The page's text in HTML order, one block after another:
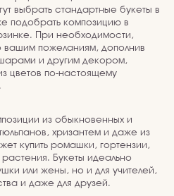
выбрать стандартные букеты в
подобрать композицию в
При необходимости,
вашим пожеланиям, дополнив
и другим декором,
цветов по-настоящему
из обыкновенных и
хризантем и даже из
купить ромашки, гортензии,
Букеты идеально
или жены, но и для учителей,
и даже для друзей.